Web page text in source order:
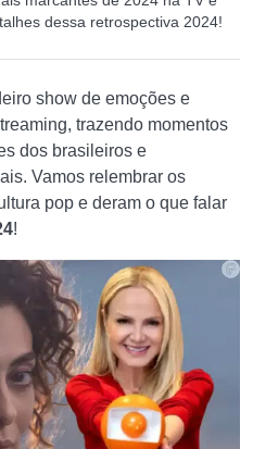
dessa retrospectiva 2024!
show de emoções e
trazendo momentos
dos brasileiros e
Vamos relembrar os
pop e deram o que falar
!